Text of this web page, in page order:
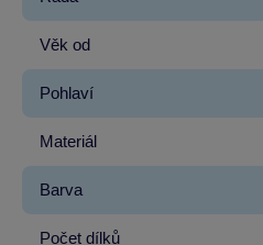
Věk od
Pohlaví
Materiál
Barva
Počet dílků